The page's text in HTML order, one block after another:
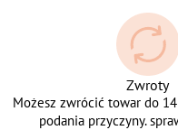
Zwroty
Możesz zwrócić towar do
podania przyczyny.